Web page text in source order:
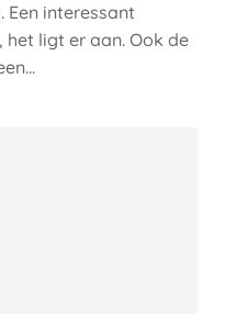
Een interessant
het ligt er aan. Ook de